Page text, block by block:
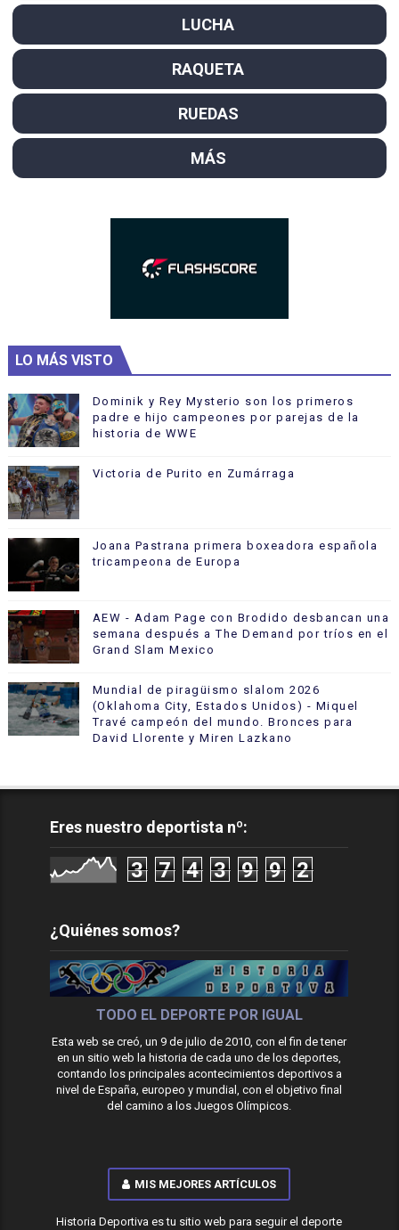
LUCHA
RAQUETA
RUEDAS
MÁS
LO MÁS VISTO
Dominik y Rey Mysterio son los primeros
padre e hijo campeones por parejas de la
historia de WWE
Victoria de Purito en Zumárraga
Joana Pastrana primera boxeadora española
tricampeona de Europa
AEW - Adam Page con Brodido desbancan una
semana después a The Demand por tríos en el
Grand Slam Mexico
Mundial de piragüismo slalom 2026
(Oklahoma City, Estados Unidos) - Miquel
Travé campeón del mundo. Bronces para
David Llorente y Miren Lazkano
Eres nuestro deportista nº:
3 7 4 3 9 9 2
¿Quiénes somos?
TODO EL DEPORTE POR IGUAL
Esta web se creó, un 9 de julio de 2010, con el fin de tener
en un sitio web la historia de cada uno de los deportes,
contando los principales acontecimientos deportivos a
nivel de España, europeo y mundial, con el objetivo final
del camino a los Juegos Olímpicos.
MIS MEJORES ARTÍCULOS
Historia Deportiva es tu sitio web para seguir el deporte